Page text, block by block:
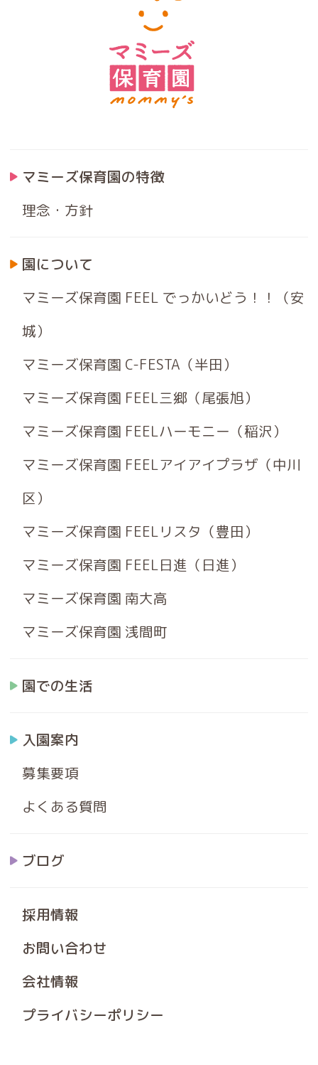
マミーズ保育園の特徴
理念・方針
園について
マミーズ保育園 FEEL でっかいどう！！（安
城）
マミーズ保育園 C-FESTA（半田）
マミーズ保育園 FEEL三郷（尾張旭）
マミーズ保育園 FEELハーモニー（稲沢）
マミーズ保育園 FEELアイアイプラザ（中川
区）
マミーズ保育園 FEELリスタ（豊田）
マミーズ保育園 FEEL日進（日進）
マミーズ保育園 南大高
マミーズ保育園 浅間町
園での生活
入園案内
募集要項
よくある質問
ブログ
採用情報
お問い合わせ
会社情報
プライバシーポリシー